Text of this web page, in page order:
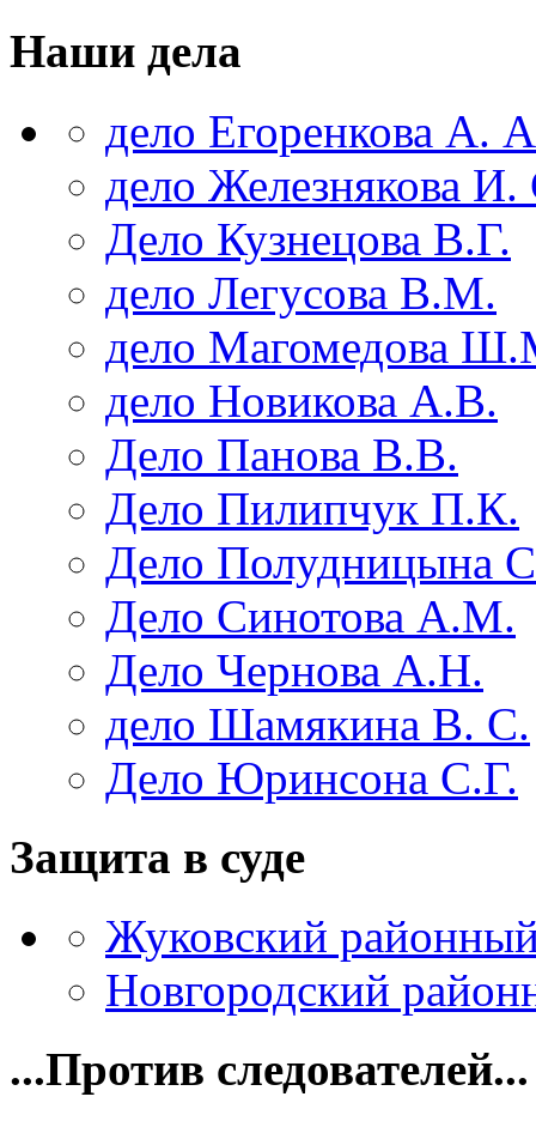
Наши дела
дело Егоренкова А.
дело Железнякова И.
Дело Кузнецова В.Г.
дело Легусова В.М.
дело Магомедова
дело Новикова А.В.
Дело Панова В.В.
Дело Пилипчук П.К.
Дело Полудницына
Дело Синотова А.М.
Дело Чернова А.Н.
дело Шамякина В. С.
Дело Юринсона С.Г.
Защита в суде
Жуковский
Новгородский
...Против следователей...